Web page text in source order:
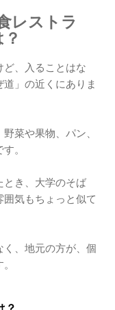
レストラ
ど、入ることはな
」の近くにありま
菜や果物、パン、
。
とき、大学のそば
気もちょっと似て
、地元の方が、個